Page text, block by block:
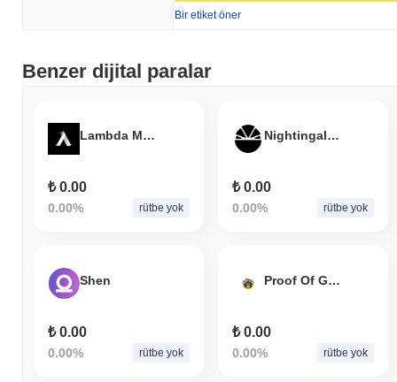
Bir etiket öner
Benzer dijital paralar
Lambda Markets
₺ 0.00
0.00% rütbe yok
Nightingale Token
₺ 0.00
0.00% rütbe yok
Shen
₺ 0.00
0.00% rütbe yok
Proof Of Gorila
₺ 0.00
0.00% rütbe yok